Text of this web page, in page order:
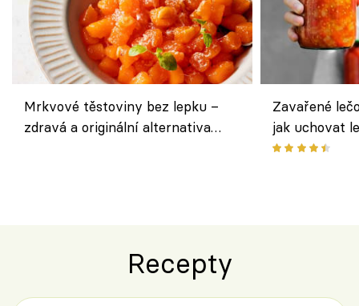
Mrkvové těstoviny bez lepku –
zdravá a originální alternativa
Zavařené
jak uchovat
Recepty